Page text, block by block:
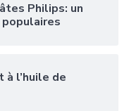
Philips: un
l’huile de